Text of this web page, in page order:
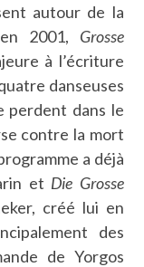
autour de la
2001, Grosse
à l’écriture
danseuses
perdent dans le
contre la mort
a déjà
et Die Grosse
créé lui en
des
de Yorgos